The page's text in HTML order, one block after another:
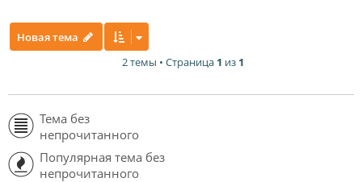
Новая тема
2 темы • Страница 1 из 1
Тема без
непрочитанного
Популярная тема без
непрочитанного